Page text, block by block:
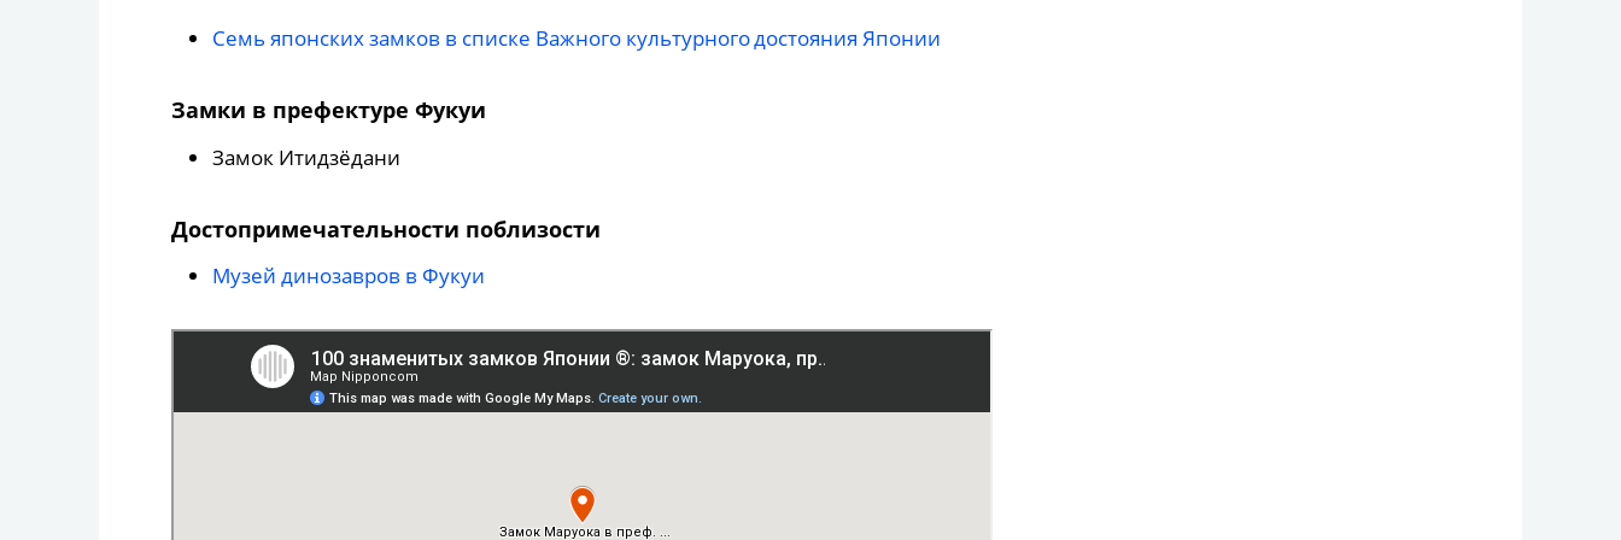
Семь японских замков в списке Важного культурного достояния Японии
Замки в префектуре Фукуи
Замок Итидзёдани
Достопримечательности поблизости
Музей динозавров в Фукуи